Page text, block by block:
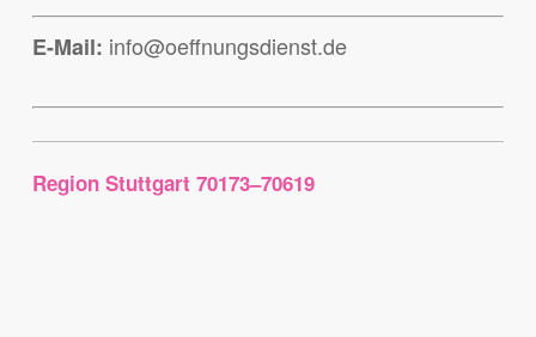
E-Mail: info@oeffnungsdienst.de
Region Stuttgart 70173–70619